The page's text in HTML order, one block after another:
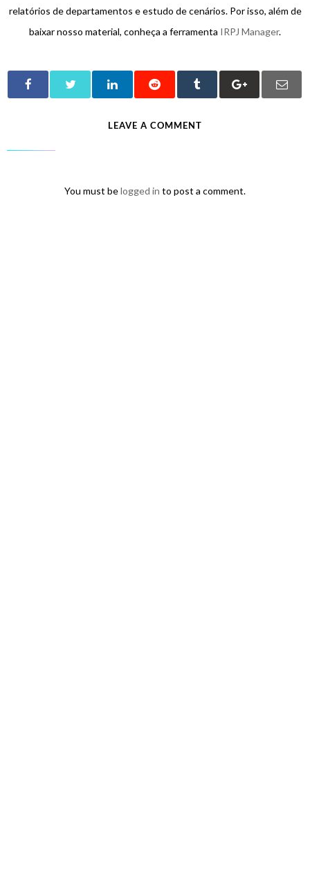
relatórios de departamentos e estudo de cenários. Por isso, além de
baixar nosso material, conheça a ferramenta IRPJ Manager.
LEAVE A COMMENT
You must belogged in to post a comment.